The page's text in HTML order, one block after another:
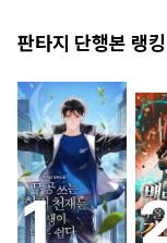
판타지 단행본 랭킹